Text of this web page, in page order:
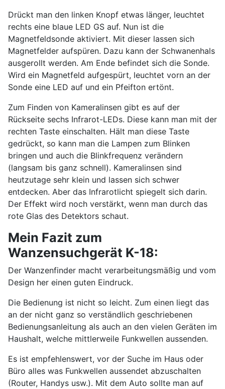
Drückt man den linken Knopf etwas länger, leuchtet
rechts eine blaue LED GS auf. Nun ist die
Magnetfeldsonde aktiviert. Mit dieser lassen sich
Magnetfelder aufspüren. Dazu kann der Schwanenhals
ausgerollt werden. Am Ende befindet sich die Sonde.
Wird ein Magnetfeld aufgespürt, leuchtet vorn an der
Sonde eine LED auf und ein Pfeifton ertönt.
Zum Finden von Kameralinsen gibt es auf der
Rückseite sechs Infrarot-LEDs. Diese kann man mit der
rechten Taste einschalten. Hält man diese Taste
gedrückt, so kann man die Lampen zum Blinken
bringen und auch die Blinkfrequenz verändern
(langsam bis ganz schnell). Kameralinsen sind
heutzutage sehr klein und lassen sich schwer
entdecken. Aber das Infrarotlicht spiegelt sich darin.
Der Effekt wird noch verstärkt, wenn man durch das
rote Glas des Detektors schaut.
Mein Fazit zum
Wanzensuchgerät K-18:
Der Wanzenfinder macht verarbeitungsmäßig und vom
Design her einen guten Eindruck.
Die Bedienung ist nicht so leicht. Zum einen liegt das
an der nicht ganz so verständlich geschriebenen
Bedienungsanleitung als auch an den vielen Geräten im
Haushalt, welche mittlerweile Funkwellen aussenden.
Es ist empfehlenswert, vor der Suche im Haus oder
Büro alles was Funkwellen aussendet abzuschalten
(Router, Handys usw.). Mit dem Auto sollte man auf